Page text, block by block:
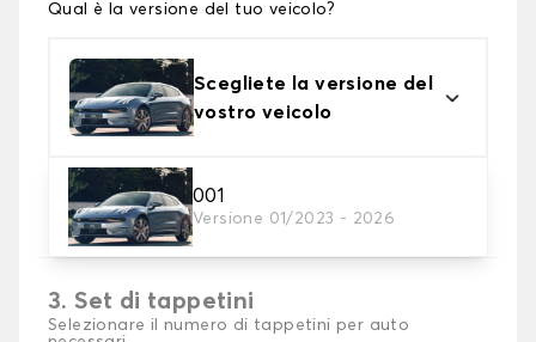
Qual è la versione del tuo veicolo?
Scegliete la versione del
vostro veicolo
001
Versione 01/2023 - 2026
2. Materiale
Scegli il materiale del tappetini auto
3. Set di tappetini
Selezionare il numero di tappetini per auto